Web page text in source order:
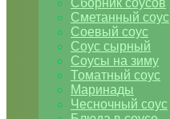
Сборник соусов
Сметанный соус
Соевый соус
Соус сырный
Соусы на зиму
Томатный соус
Маринады
Чесночный соус